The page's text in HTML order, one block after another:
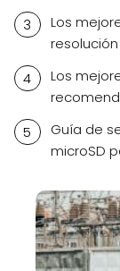
Los
Los
Guía de
microSD